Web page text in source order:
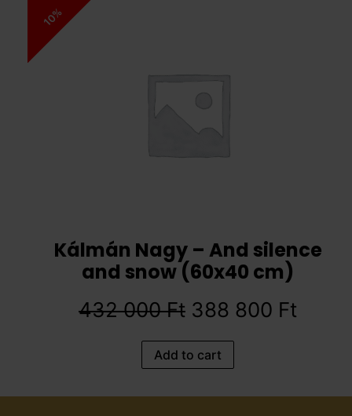
10%
Kálmán Nagy – And silence
and snow (60x40 cm)
432 000Ft 388 800 Ft
Add to cart